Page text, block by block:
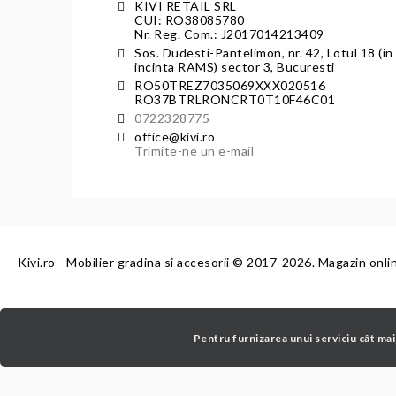
KIVI RETAIL SRL
CUI: RO38085780
Nr. Reg. Com.: J2017014213409
Sos. Dudesti-Pantelimon, nr. 42, Lotul 18 (in
incinta RAMS) sector 3, Bucuresti
RO50TREZ7035069XXX020516
RO37BTRLRONCRT0T10F46C01
0722328775
office@kivi.ro
Trimite-ne un e-mail
Kivi.ro - Mobilier gradina si accesorii © 2017-2026. Magazin
Pentru furnizarea unui serviciu cât